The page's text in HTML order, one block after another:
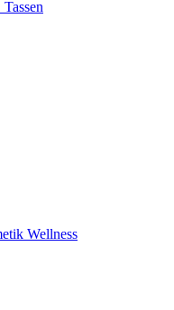
Tassen
Wellness